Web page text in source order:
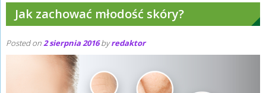
Jak zachować młodość skóry?
Posted on2 sierpnia 2016byredaktor